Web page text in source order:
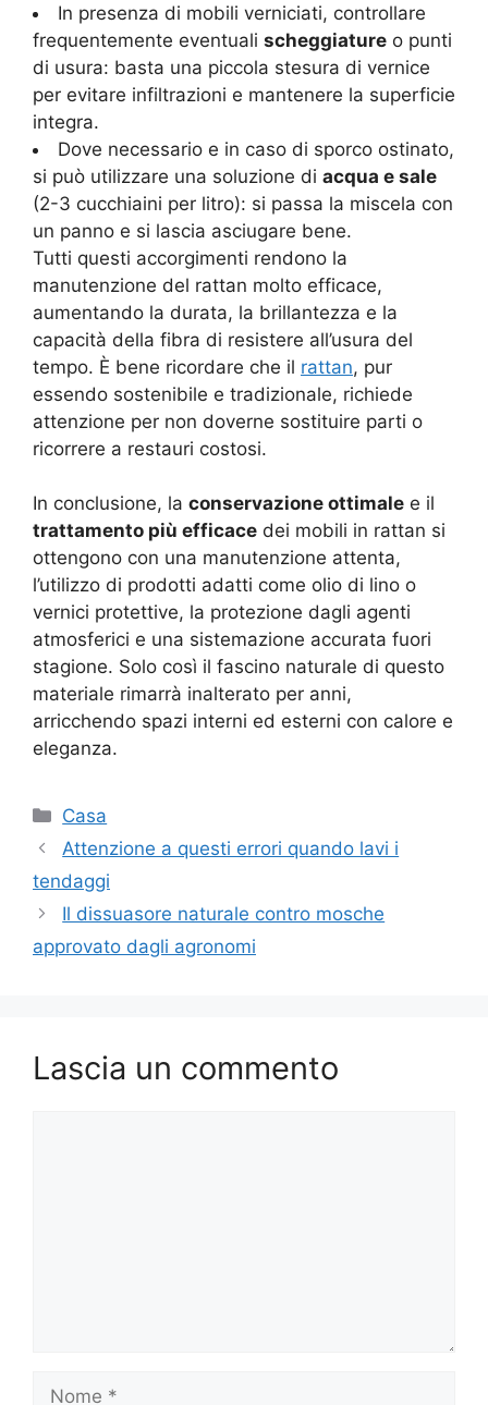
In presenza di mobili verniciati, controllare
frequentemente eventuali scheggiature o punti
di usura: basta una piccola stesura di vernice
per evitare infiltrazioni e mantenere la superficie
integra.
Dove necessario e in caso di sporco ostinato,
si può utilizzare una soluzione di acqua e sale
(2-3 cucchiaini per litro): si passa la miscela con
un panno e si lascia asciugare bene.
Tutti questi accorgimenti rendono la
manutenzione del rattan molto efficace,
aumentando la durata, la brillantezza e la
capacità della fibra di resistere all’usura del
tempo. È bene ricordare che il rattan, pur
essendo sostenibile e tradizionale, richiede
attenzione per non doverne sostituire parti o
ricorrere a restauri costosi.
In conclusione, la conservazione ottimale e il
trattamento più efficace dei mobili in rattan si
ottengono con una manutenzione attenta,
l’utilizzo di prodotti adatti come olio di lino o
vernici protettive, la protezione dagli agenti
atmosferici e una sistemazione accurata fuori
stagione. Solo così il fascino naturale di questo
materiale rimarrà inalterato per anni,
arricchendo spazi interni ed esterni con calore e
eleganza.
Categorie
Casa
Attenzione a questi errori quando lavi i
tendaggi
Il dissuasore naturale contro mosche
approvato dagli agronomi
Lascia un commento
Nome